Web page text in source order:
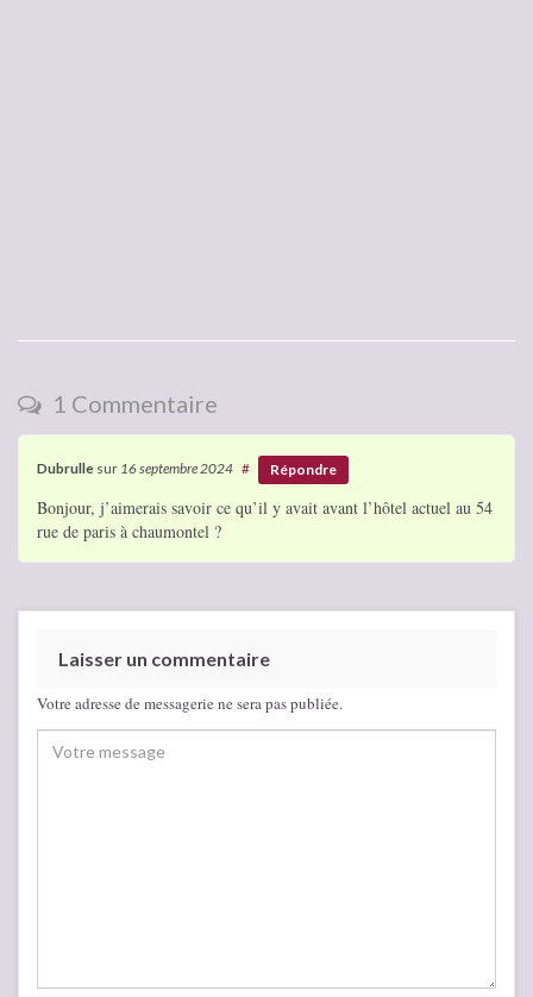
1 Commentaire
Dubrulle sur 16 septembre 2024 # Répondre
Bonjour, j’aimerais savoir ce qu’il y avait avant l’hôtel actuel au 54
rue de paris à chaumontel ?
Laisser un commentaire
Votre adresse de messagerie ne sera pas publiée.